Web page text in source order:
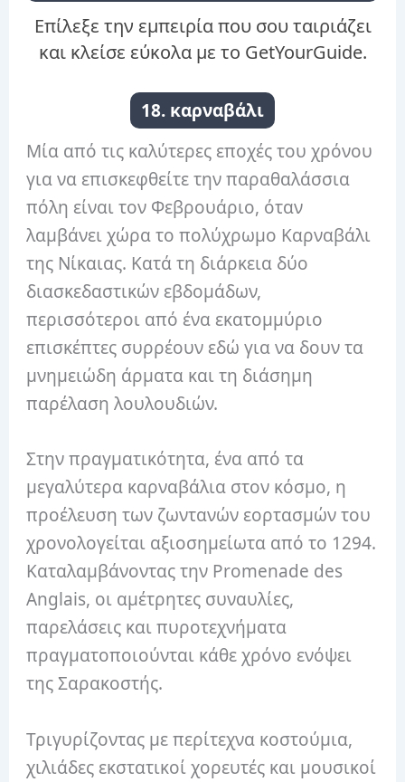
Επίλεξε την εμπειρία που σου ταιριάζει
και κλείσε εύκολα με το GetYourGuide.
18. καρναβάλι
Μία από τις καλύτερες εποχές του χρόνου
για να επισκεφθείτε την παραθαλάσσια
πόλη είναι τον Φεβρουάριο, όταν
λαμβάνει χώρα το πολύχρωμο Καρναβάλι
της Νίκαιας. Κατά τη διάρκεια δύο
διασκεδαστικών εβδομάδων,
περισσότεροι από ένα εκατομμύριο
επισκέπτες συρρέουν εδώ για να δουν τα
μνημειώδη άρματα και τη διάσημη
παρέλαση λουλουδιών.
Στην πραγματικότητα, ένα από τα
μεγαλύτερα καρναβάλια στον κόσμο, η
προέλευση των ζωντανών εορτασμών του
χρονολογείται αξιοσημείωτα από το 1294.
Καταλαμβάνοντας την Promenade des
Anglais, οι αμέτρητες συναυλίες,
παρελάσεις και πυροτεχνήματα
πραγματοποιούνται κάθε χρόνο ενόψει
της Σαρακοστής.
Τριγυρίζοντας με περίτεχνα κοστούμια,
χιλιάδες εκστατικοί χορευτές και μουσικοί